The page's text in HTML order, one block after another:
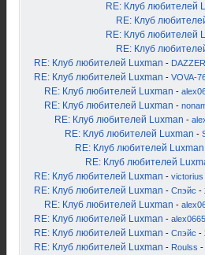
RE: Клуб любителей
RE: Клуб
RE: Клуб любителей
RE: Клуб
RE: Клуб любителей Luxman - DAZZER
RE: Клуб любителей Luxman - VOVA-
RE: Клуб любителей Luxman -
RE: Клуб любителей Luxman -
RE: Клуб любителей Luxman -
RE: Клуб любителей Luxman -
RE: Клуб любителей Luxman
RE: Клуб любителей
RE: Клуб любителей Luxman - victorius
RE: Клуб любителей Luxman - Спэйс -
RE: Клуб любителей Luxman -
RE: Клуб любителей Luxman - alex0665
RE: Клуб любителей Luxman - Спэйс -
RE: Клуб любителей Luxman - Roulss -